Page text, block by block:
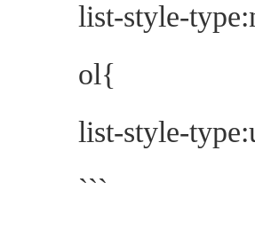
list-style-
ol{
list-style-
```